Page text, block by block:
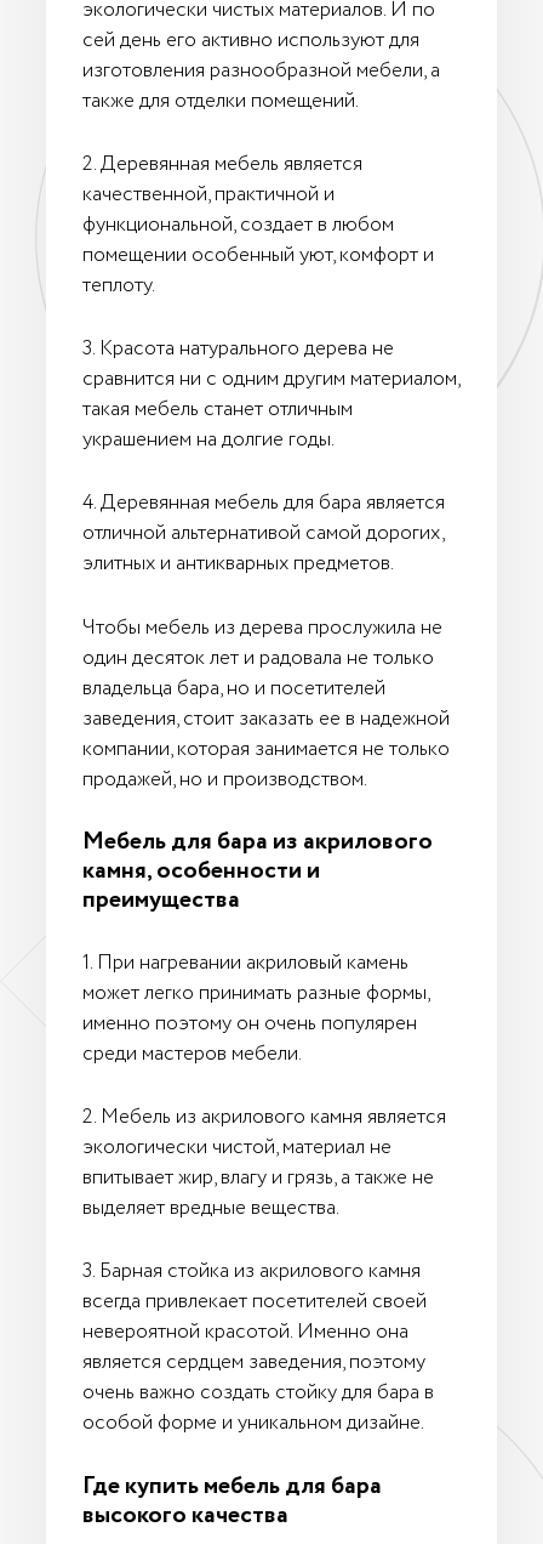
экологически чистых материалов. И по
сей день его активно используют для
изготовления разнообразной мебели, а
также для отделки помещений.
2. Деревянная мебель является
качественной, практичной и
функциональной, создает в любом
помещении особенный уют, комфорт и
теплоту.
3. Красота натурального дерева не
сравнится ни с одним другим материалом,
такая мебель станет отличным
украшением на долгие годы.
4. Деревянная мебель для бара является
отличной альтернативой самой дорогих,
элитных и антикварных предметов.
Чтобы мебель из дерева прослужила не
один десяток лет и радовала не только
владельца бара, но и посетителей
заведения, стоит заказать ее в надежной
компании, которая занимается не только
продажей, но и производством.
Мебель для бара из акрилового
камня, особенности и
преимущества
1. При нагревании акриловый камень
может легко принимать разные формы,
именно поэтому он очень популярен
среди мастеров мебели.
2. Мебель из акрилового камня является
экологически чистой, материал не
впитывает жир, влагу и грязь, а также не
выделяет вредные вещества.
3. Барная стойка из акрилового камня
всегда привлекает посетителей своей
невероятной красотой. Именно она
является сердцем заведения, поэтому
очень важно создать стойку для бара в
особой форме и уникальном дизайне.
Где купить мебель для бара
высокого качества